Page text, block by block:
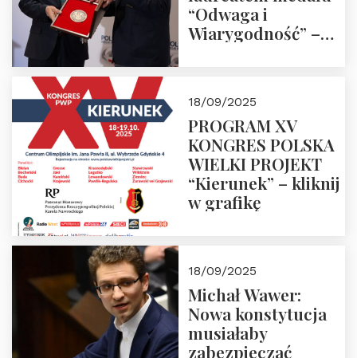
“Odwaga i
Wiarygodność” –
18/09/2025
PROGRAM XV
KONGRES POLSKA
WIELKI PROJEKT
“Kierunek” – kliknij
w grafikę
18/09/2025
Michał Wawer:
Nowa konstytucja
musiałaby
zabezpieczać